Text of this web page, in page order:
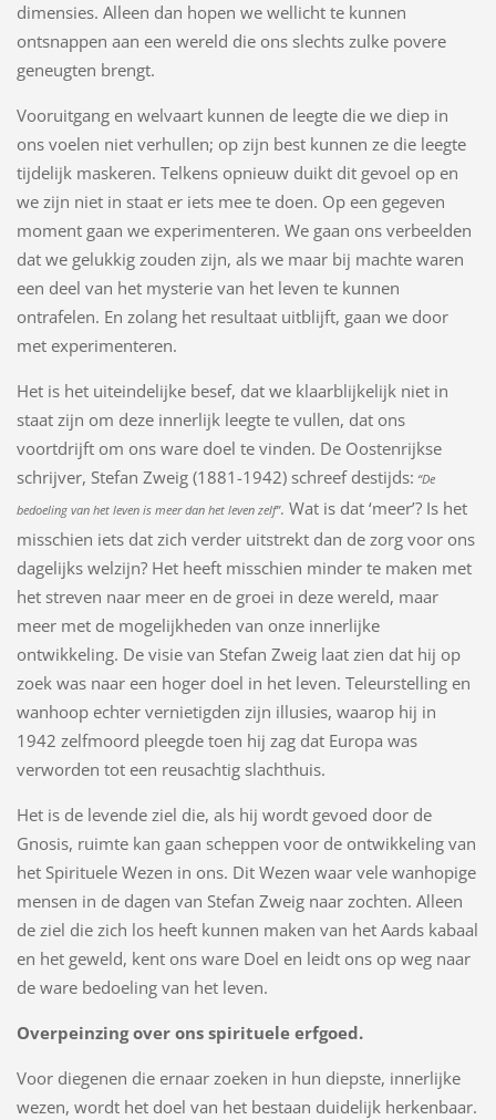
dimensies. Alleen dan hopen we wellicht te kunnen
ontsnappen aan een wereld die ons slechts zulke povere
geneugten brengt.
Vooruitgang en welvaart kunnen de leegte die we diep in
ons voelen niet verhullen; op zijn best kunnen ze die leegte
tijdelijk maskeren. Telkens opnieuw duikt dit gevoel op en
we zijn niet in staat er iets mee te doen. Op een gegeven
moment gaan we experimenteren. We gaan ons verbeelden
dat we gelukkig zouden zijn, als we maar bij machte waren
een deel van het mysterie van het leven te kunnen
ontrafelen. En zolang het resultaat uitblijft, gaan we door
met experimenteren.
Het is het uiteindelijke besef, dat we klaarblijkelijk niet in
staat zijn om deze innerlijk leegte te vullen, dat ons
voortdrijft om ons ware doel te vinden. De Oostenrijkse
schrijver, Stefan Zweig (1881-1942) schreef destijds: “De
bedoeling van het leven is meer dan het leven zelf”. Wat is dat ‘meer’? Is het
misschien iets dat zich verder uitstrekt dan de zorg voor ons
dagelijks welzijn? Het heeft misschien minder te maken met
het streven naar meer en de groei in deze wereld, maar
meer met de mogelijkheden van onze innerlijke
ontwikkeling. De visie van Stefan Zweig laat zien dat hij op
zoek was naar een hoger doel in het leven. Teleurstelling en
wanhoop echter vernietigden zijn illusies, waarop hij in
1942 zelfmoord pleegde toen hij zag dat Europa was
verworden tot een reusachtig slachthuis.
Het is de levende ziel die, als hij wordt gevoed door de
Gnosis, ruimte kan gaan scheppen voor de ontwikkeling van
het Spirituele Wezen in ons. Dit Wezen waar vele wanhopige
mensen in de dagen van Stefan Zweig naar zochten. Alleen
de ziel die zich los heeft kunnen maken van het Aards kabaal
en het geweld, kent ons ware Doel en leidt ons op weg naar
de ware bedoeling van het leven.
Overpeinzing over ons spirituele erfgoed.
Voor diegenen die ernaar zoeken in hun diepste, innerlijke
wezen, wordt het doel van het bestaan duidelijk herkenbaar.